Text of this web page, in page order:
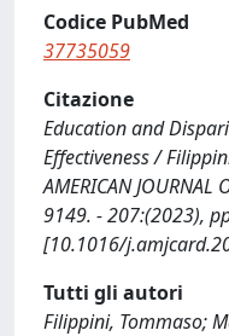
Codice PubMed
37735059
Citazione
Education and
Effectiveness /
AMERICAN JOURNAL
9149. - 207:(2023),
[10.1016/
Tutti gli autori
Filippini, Tommaso;